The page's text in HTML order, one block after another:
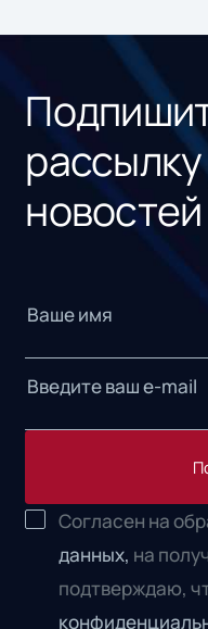
Согласен на
данных, на
подтверждаю,